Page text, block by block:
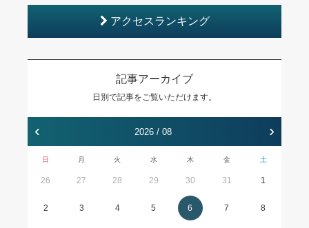
アクセスランキング
記事アーカイブ
日別で記事をご覧いただけます。
‹ 2026 / 08 ›
日 月 火 水 木 金 土
26 27 28 29 30 31 1
2 3 4 5 6 7 8